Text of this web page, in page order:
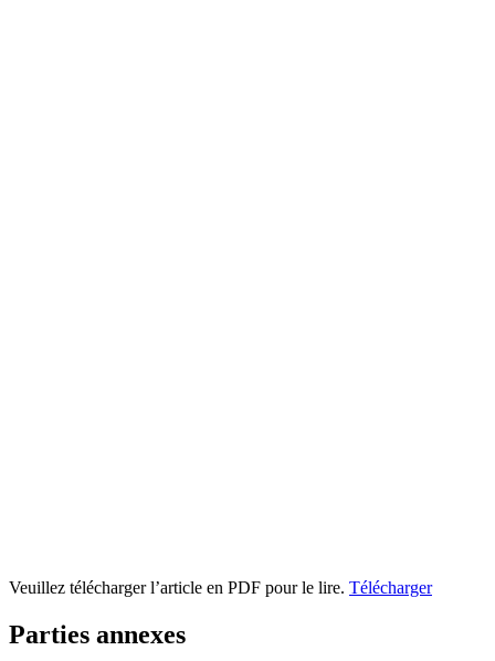
Veuillez télécharger l’article en PDF pour le lire. Télécharger
Parties annexes